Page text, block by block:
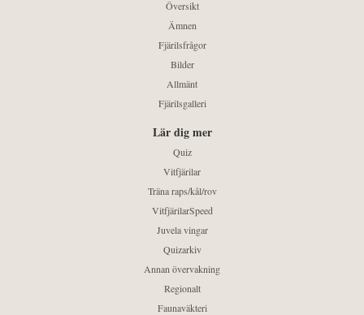
Översikt
Ämnen
Fjärilsfrågor
Bilder
Allmänt
Fjärilsgalleri
Lär dig mer
Quiz
Vitfjärilar
Träna raps/kål/rov
VitfjärilarSpeed
Juvela vingar
Quizarkiv
Annan övervakning
Regionalt
Faunaväkteri